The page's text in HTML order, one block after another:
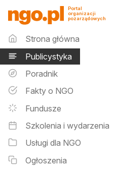
Publicystyka -
Portal
organizacji
pozarządowych
Menu główne
Strona główna
Publicystyka
Poradnik
Fakty o NGO
Fundusze
Szkolenia i wydarzenia
Usługi dla NGO
Ogłoszenia